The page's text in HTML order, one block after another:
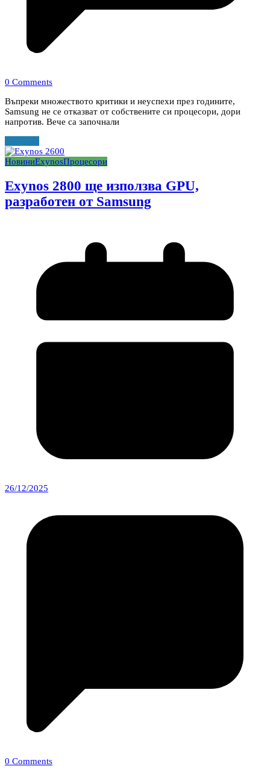
0 Comments
Въпреки множеството критики и неуспехи през годините,
Samsung не се отказват от собствените си процесори, дори
напротив. Вече са започнали
НовиниExynosПроцесори
Exynos 2800 ще използва GPU,
разработен от Samsung
26/12/2025
0 Comments